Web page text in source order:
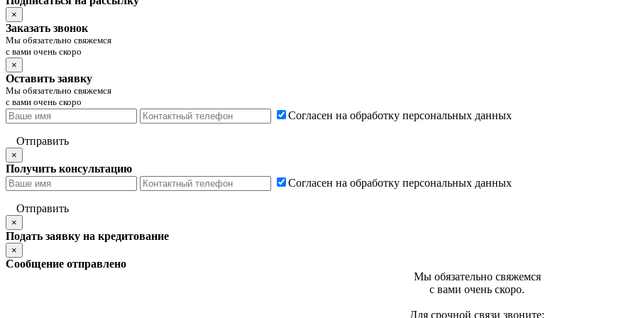
×
Заказать звонок
Мы обязательно свяжемся
с вами очень скоро
×
Оставить заявку
Мы обязательно свяжемся
с вами очень скоро
Согласен на обработку персональных данных
Отправить
×
Получить консультацию
Согласен на обработку персональных данных
Отправить
×
Подать заявку на кредитование
×
Сообщение отправлено
Мы обязательно свяжемся
с вами очень скоро.
Для срочной связи звоните: